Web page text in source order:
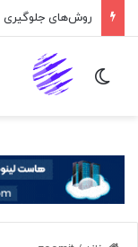
تغییر پوسته